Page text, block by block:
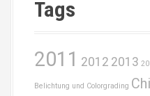
h
r
Tags
2011 2012 2013
Belichtung und Colorgrading